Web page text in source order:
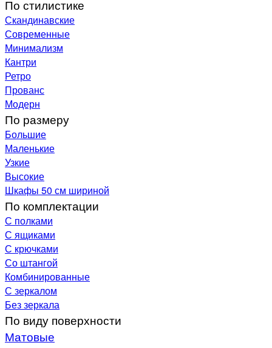
По стилистике
Скандинавские
Современные
Минимализм
Кантри
Ретро
Прованс
Модерн
По размеру
Большие
Маленькие
Узкие
Высокие
Шкафы 50 см шириной
По комплектации
С полками
С ящиками
С крючками
Со штангой
Комбинированные
С зеркалом
Без зеркала
По виду поверхности
Матовые